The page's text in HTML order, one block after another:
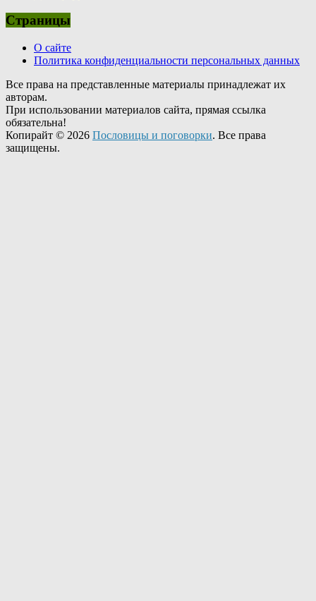
Страницы
О сайте
Политика конфиденциальности персональных данных
Все права на представленные материалы принадлежат их
авторам.
При использовании материалов сайта, прямая ссылка
обязательна!
Копирайт © 2026 Пословицы и поговорки. Все права
защищены.